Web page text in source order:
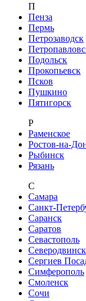
П
Пенза
Пермь
Петрозаводск
Подольск
Прокопьевск
Псков
Пушкино
Пятигорск
Р
Раменское
Ростов-на-
Рыбинск
Рязань
С
Самара
Санкт-
Саранск
Саратов
Севастополь
Северодвинск
Сергиев
Симферополь
Смоленск
Сочи